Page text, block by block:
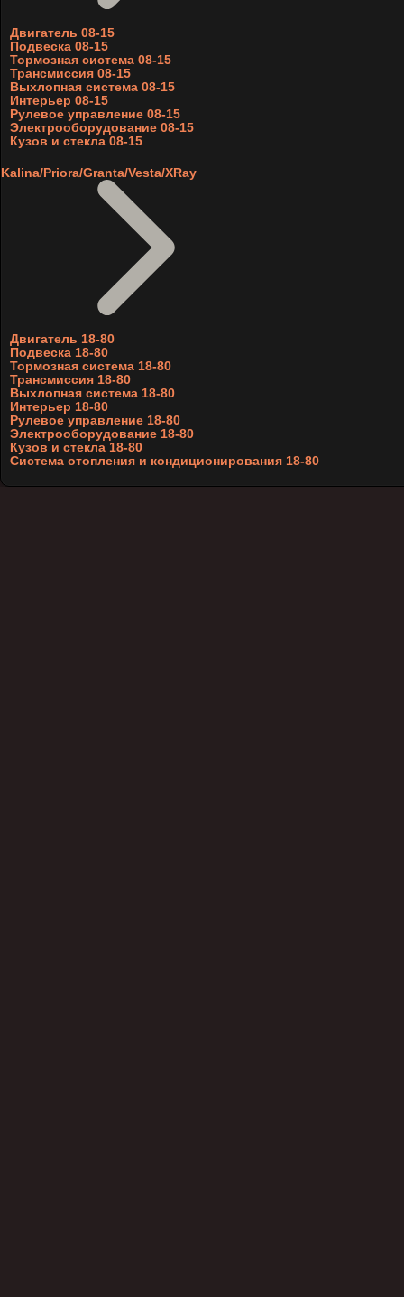
Двигатель 08-15
Подвеска 08-15
Тормозная система 08-15
Трансмиссия 08-15
Выхлопная система 08-15
Интерьер 08-15
Рулевое управление 08-15
Электрооборудование 08-15
Кузов и стекла 08-15
Kalina/Priora/Granta/Vesta/XRay
Двигатель 18-80
Подвеска 18-80
Тормозная система 18-80
Трансмиссия 18-80
Выхлопная система 18-80
Интерьер 18-80
Рулевое управление 18-80
Электрооборудование 18-80
Кузов и стекла 18-80
Система отопления и кондиционирования 18-80